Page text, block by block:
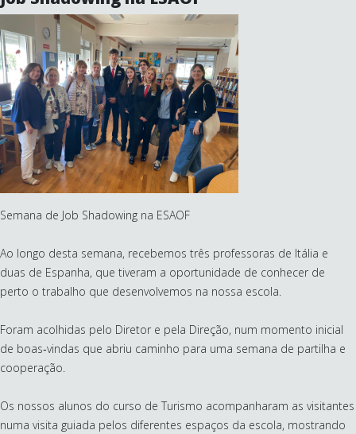
Semana de Job Shadowing na ESAOF
Ao longo desta semana, recebemos três professoras de Itália e
duas de Espanha, que tiveram a oportunidade de conhecer de
perto o trabalho que desenvolvemos na nossa escola.
Foram acolhidas pelo Diretor e pela Direção, num momento inicial
de boas‑vindas que abriu caminho para uma semana de partilha e
cooperação.
Os nossos alunos do curso de Turismo acompanharam as visitantes
numa visita guiada pelos diferentes espaços da escola, mostrando